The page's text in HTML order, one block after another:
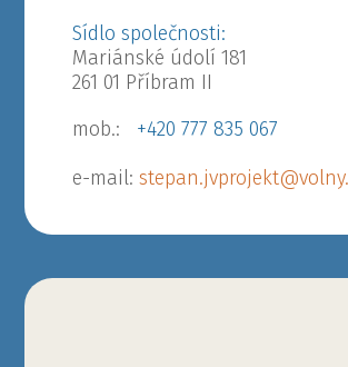
Sídlo společnosti:
Mariánské údolí 181
261 01 Příbram II
mob.: +420 777 835 067
e-mail: